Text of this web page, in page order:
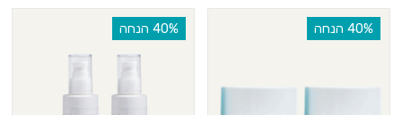
‫40% הנחה ‫40% הנחה